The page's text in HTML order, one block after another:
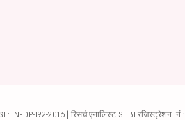
DP-192-2016 | रिसर्च एनालिस्ट SEBI रजिस्ट्रेशन. नं.: